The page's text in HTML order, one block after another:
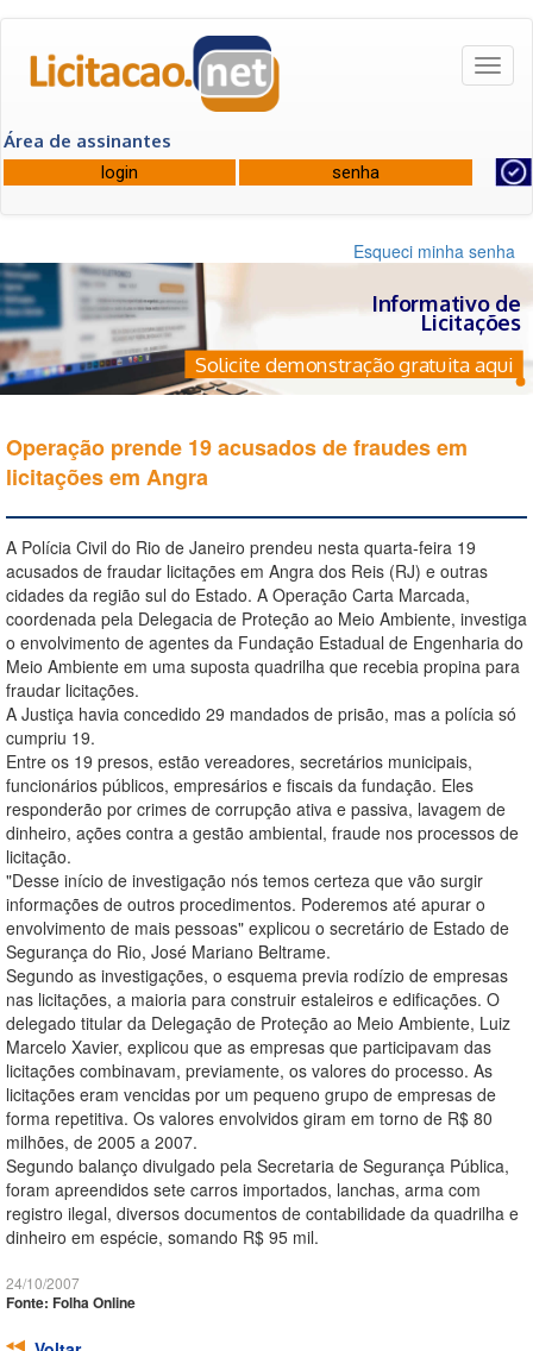
Área de assinantes
Esqueci minha senha
Informativo de
Licitações
Solicite demonstração gratuita aqui
Operação prende 19 acusados de fraudes em
licitações em Angra
A Polícia Civil do Rio de Janeiro prendeu nesta quarta-feira 19
acusados de fraudar licitações em Angra dos Reis (RJ) e outras
cidades da região sul do Estado. A Operação Carta Marcada,
coordenada pela Delegacia de Proteção ao Meio Ambiente, investiga
o envolvimento de agentes da Fundação Estadual de Engenharia do
Meio Ambiente em uma suposta quadrilha que recebia propina para
fraudar licitações.
A Justiça havia concedido 29 mandados de prisão, mas a polícia só
cumpriu 19.
Entre os 19 presos, estão vereadores, secretários municipais,
funcionários públicos, empresários e fiscais da fundação. Eles
responderão por crimes de corrupção ativa e passiva, lavagem de
dinheiro, ações contra a gestão ambiental, fraude nos processos de
licitação.
"Desse início de investigação nós temos certeza que vão surgir
informações de outros procedimentos. Poderemos até apurar o
envolvimento de mais pessoas" explicou o secretário de Estado de
Segurança do Rio, José Mariano Beltrame.
Segundo as investigações, o esquema previa rodízio de empresas
nas licitações, a maioria para construir estaleiros e edificações. O
delegado titular da Delegação de Proteção ao Meio Ambiente, Luiz
Marcelo Xavier, explicou que as empresas que participavam das
licitações combinavam, previamente, os valores do processo. As
licitações eram vencidas por um pequeno grupo de empresas de
forma repetitiva. Os valores envolvidos giram em torno de R$ 80
milhões, de 2005 a 2007.
Segundo balanço divulgado pela Secretaria de Segurança Pública,
foram apreendidos sete carros importados, lanchas, arma com
registro ilegal, diversos documentos de contabilidade da quadrilha e
dinheiro em espécie, somando R$ 95 mil.
24/10/2007
Fonte: Folha Online